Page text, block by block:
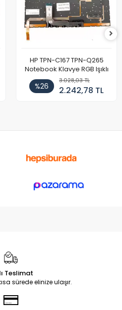
HP TPN-C167 TPN-Q265
Notebook Klavye RGB Işıklı
%26
3.028,03 TL
2.242,78 TL
Teslimat
sürede elinize ulaşır.